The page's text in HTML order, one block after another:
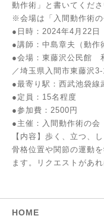
動作術」と書いてくださ
※会場は「入間動作術
●日時：2024年4月22日
●講師：中島章夫（動作
●会場：東藤沢公民館
／埼玉県入間市東藤沢
●最寄り駅：西武池袋
●定員：15名程度
●参加費：2500円
●主催：入間動作術の会
【内容】歩く、立つ、
骨格位置や関節の運動
ます。リクエストがあ
HOME